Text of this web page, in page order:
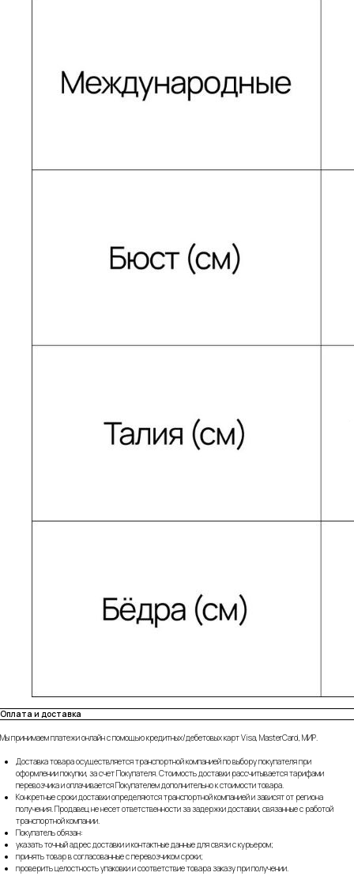
Оплата и доставка
Мы принимаем платежи онлайн с помощью кредитных/дебетовых карт Visa, MasterCard, МИР.
Доставка товара осуществляется транспортной компанией по выбору покупателя при
оформлении покупки, за счет Покупателя. Стоимость доставки рассчитывается тарифами
перевозчика и оплачивается Покупателем дополнительно к стоимости товара.
Конкретные сроки доставки определяются транспортной компанией и зависят от региона
получения. Продавец не несет ответственности за задержки доставки, связанные с работой
транспортной компании.
Покупатель обязан:
указать точный адрес доставки и контактные данные для связи с курьером;
принять товар в согласованные с перевозчиком сроки;
проверить целостность упаковки и соответствие товара заказу при получении.